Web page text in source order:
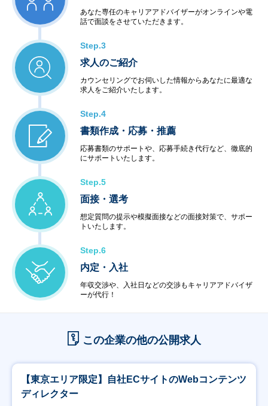
あなた専任のキャリアアドバイザーがオンラインや電
話で面談をさせていただきます。
Step.3
求人のご紹介
カウンセリングでお伺いした情報からあなたに最適な
求人をご紹介いたします。
Step.4
書類作成・応募・推薦
応募書類のサポートや、応募手続き代行など、徹底的
にサポートいたします。
Step.5
面接・選考
想定質問の提示や模擬面接などの面接対策で、サポー
トいたします。
Step.6
内定・入社
年収交渉や、入社日などの交渉もキャリアアドバイザ
ーが代行！
この企業の他の公開求人
【東京エリア限定】自社ECサイトのWebコンテンツ
ディレクター